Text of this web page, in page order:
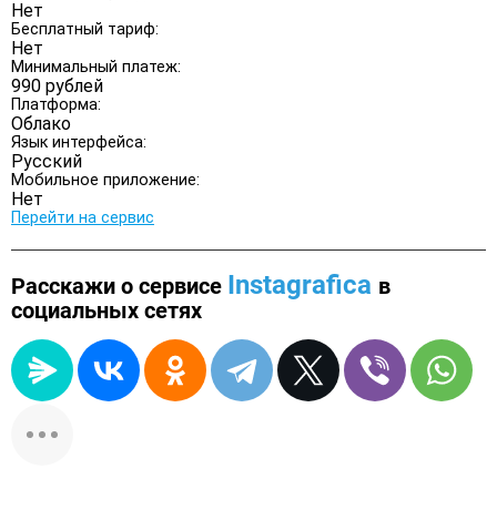
Нет
Бесплатный тариф:
Нет
Минимальный платеж:
990 рублей
Платформа:
Облако
Язык интерфейса:
Русский
Мобильное приложение:
Нет
Перейти на сервис
Расскажи о сервисе Instagrafica в
социальных сетях